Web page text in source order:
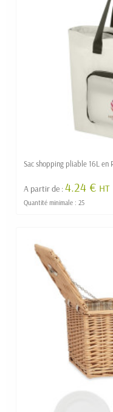
Sac shopping pliable 16L en
A partir de :4.24 € HT
Quantité minimale : 25